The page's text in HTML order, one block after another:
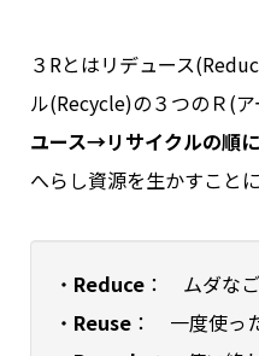
３Rとはリデュース
ル(Recycle)の３つのＲ(ア
ユース→リサイクルの順
へらし資源を生かすこと
・ Reduce ： ムダな
・ Reuse ： 一度使っ